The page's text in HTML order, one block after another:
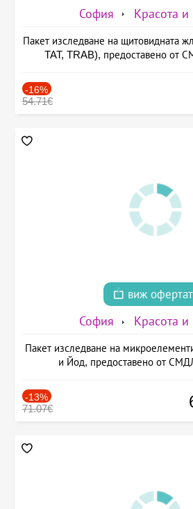
София Красота и
Пакет изследване на щитовидната
TAT, TRAB), предоставено от
-16%
54.71€
виж
София Красота
Пакет изследване на
и Йод, предоставено от
-13%
71.07€